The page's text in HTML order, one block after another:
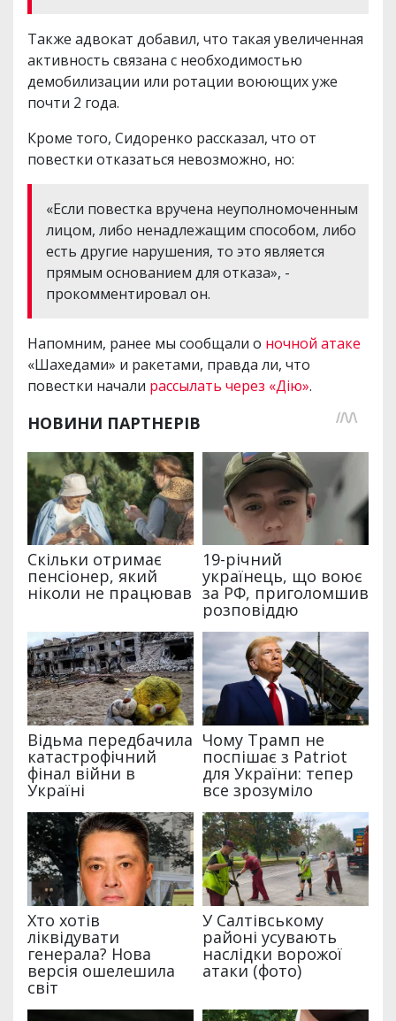
Также адвокат добавил, что такая увеличенная
активность связана с необходимостью
демобилизации или ротации воюющих уже
почти 2 года.
Кроме того, Сидоренко рассказал, что от
повестки отказаться невозможно, но:
«Если повестка вручена неуполномоченным
лицом, либо ненадлежащим способом, либо
есть другие нарушения, то это является
прямым основанием для отказа», -
прокомментировал он.
Напомним, ранее мы сообщали о ночной атаке
«Шахедами» и ракетами, правда ли, что
повестки начали рассылать через «Дію».